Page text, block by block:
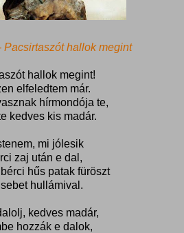
Pacsirtaszót hallok megint
hallok megint!
elfeledtem már.
hírmondója te,
kedves kis madár.
mi jólesik
zaj után e dal,
hűs patak füröszt
hullámival.
kedves madár,
hozzák e dalok,